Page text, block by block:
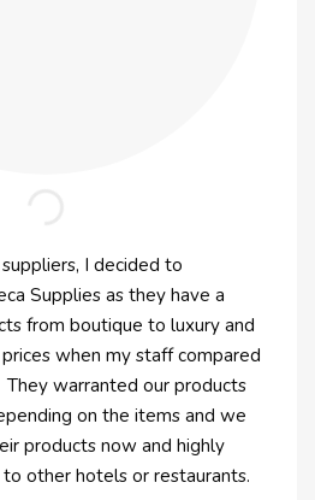
I decided to
Supplies as they have a
from boutique to luxury and
when my staff compared
warranted our products
on the items and we
products now and highly
other hotels or restaurants.